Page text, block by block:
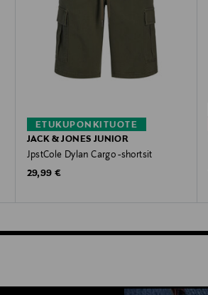
ETUKUPONKITUOTE
JACK & JONES JUNIOR
JpstCole Dylan Cargo -shortsit
Original Price
29,99 €